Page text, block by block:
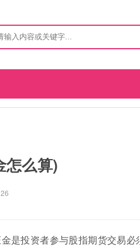
怎么算)
是投资者参与股指期货交易必